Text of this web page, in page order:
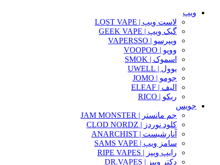
ویپ
لاست ویپ | LOST VAPE
گیک ویپ | GEEK VAPE
ویپرسو | VAPERSSO
ووپو | VOOPOO
اسموک | SMOK
یوول | UWELL
جومو | JOMO
الیف | ELEAF
ریکو | RICO
جویس
جم مانستر | JAM MONSTER
کلود نوردز | CLOD NORDZ
آنارشیست | ANARCHIST
سامز ویپ | SAMS VAPE
رایپ ویپز | RIPE VAPES
دکتر ویپز | DR.VAPES